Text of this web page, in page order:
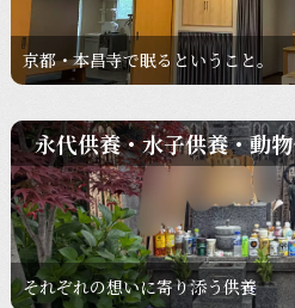
京都・本昌寺で眠るということ。
永代供養・水子供養・動
それぞれの想いに寄り添う供養